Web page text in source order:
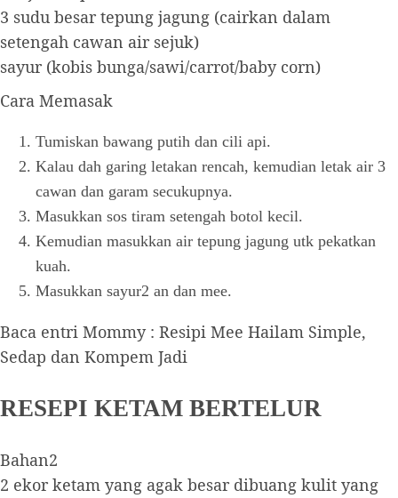
3 sudu besar tepung jagung (cairkan dalam
setengah cawan air sejuk)
sayur (kobis bunga/sawi/carrot/baby corn)
Cara Memasak
Tumiskan bawang putih dan cili api.
Kalau dah garing letakan rencah, kemudian letak air 3
cawan dan garam secukupnya.
Masukkan sos tiram setengah botol kecil.
Kemudian masukkan air tepung jagung utk pekatkan
kuah.
Masukkan sayur2 an dan mee.
Baca entri Mommy : Resipi Mee Hailam Simple,
Sedap dan Kompem Jadi
RESEPI KETAM BERTELUR
Bahan2
2 ekor ketam yang agak besar dibuang kulit yang